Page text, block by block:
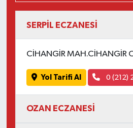
SERPİL ECZANESİ
CİHANGİR MAH.CİHANGİR
Yol Tarifi Al 0 (212)
OZAN ECZANESİ